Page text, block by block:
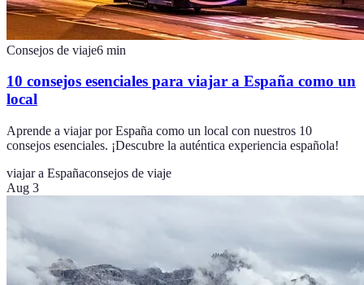
Consejos de viaje6 min
10 consejos esenciales para viajar a España como un
local
Aprende a viajar por España como un local con nuestros 10
consejos esenciales. ¡Descubre la auténtica experiencia española!
viajar a Españaconsejos de viaje
Aug 3